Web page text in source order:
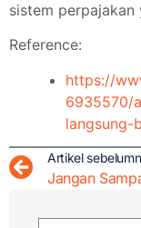
sistem perpajakan
Reference:
https://
6935570/
langsung-
Artikel